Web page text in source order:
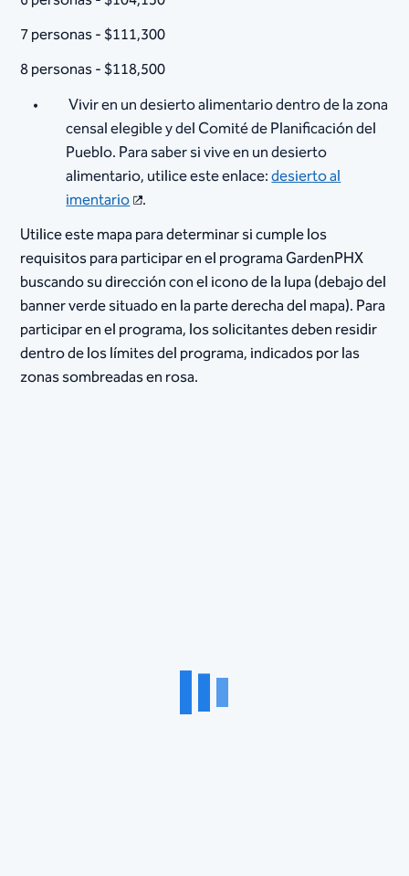
7 personas - $111,300
8 personas - $118,500
Vivir en un desierto alimentario dentro de la zona
censal elegible y del Comité de Planificación del
Pueblo. Para saber si vive en un desierto
alimentario, utilice este enlace:desierto al
imentario .
Utilice este mapa para determinar si cumple los
requisitos para participar en el programa GardenPHX
buscando su dirección con el icono de la lupa (debajo del
banner verde situado en la parte derecha del mapa). Para
participar en el programa, los solicitantes deben residir
dentro de los límites del programa, indicados por las
zonas sombreadas en rosa.